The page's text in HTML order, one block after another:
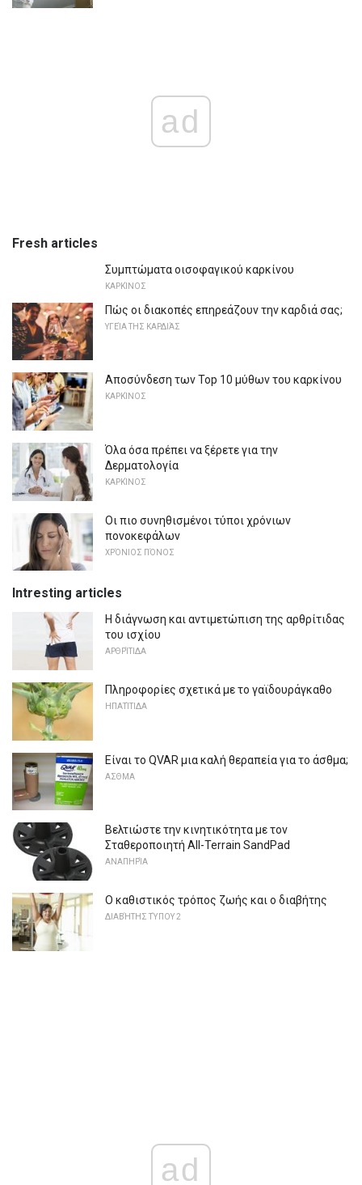
ad
Fresh articles
Συμπτώματα οισοφαγικού καρκίνου
ΚΑΡΚΊΝΟΣ
Πώς οι διακοπές επηρεάζουν την καρδιά σας;
ΥΓΕΊΑ ΤΗΣ ΚΑΡΔΙΆΣ
Αποσύνδεση των Top 10 μύθων του καρκίνου
ΚΑΡΚΊΝΟΣ
Όλα όσα πρέπει να ξέρετε για την
Δερματολογία
ΚΑΡΚΊΝΟΣ
Οι πιο συνηθισμένοι τύποι χρόνιων
πονοκεφάλων
ΧΡΌΝΙΟΣ ΠΌΝΟΣ
Intresting articles
Η διάγνωση και αντιμετώπιση της αρθρίτιδας
του ισχίου
ΑΡΘΡΊΤΙΔΑ
Πληροφορίες σχετικά με το γαϊδουράγκαθο
ΗΠΑΤΊΤΙΔΑ
Είναι το QVAR μια καλή θεραπεία για το άσθμα;
ΑΣΘΜΑ
Βελτιώστε την κινητικότητα με τον
Σταθεροποιητή All-Terrain SandPad
ΑΝΑΠΗΡΊΑ
Ο καθιστικός τρόπος ζωής και ο διαβήτης
ΔΙΑΒΉΤΗΣ ΤΎΠΟΥ 2
ad